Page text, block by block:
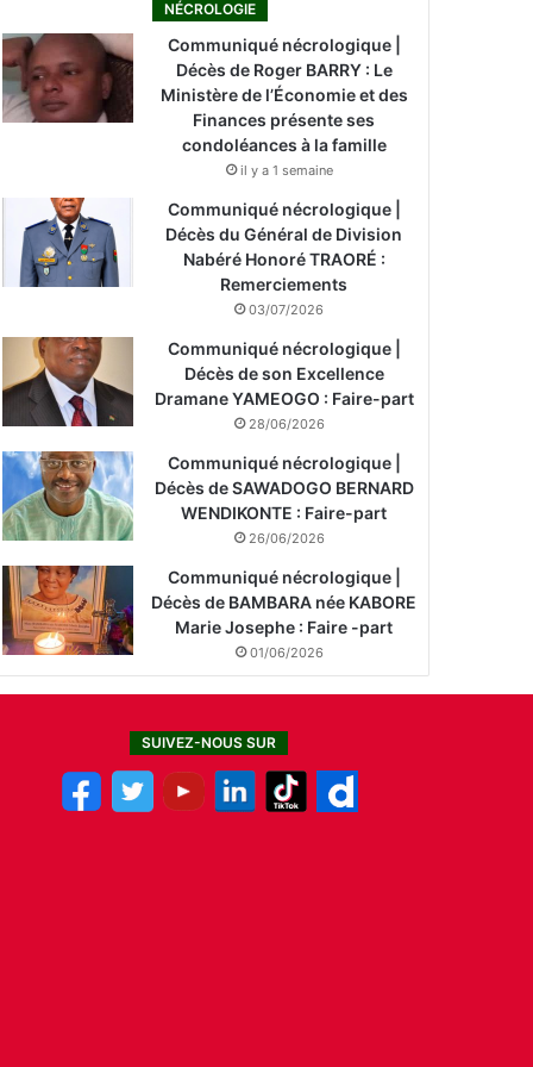
NÉCROLOGIE
Communiqué nécrologique |
Décès de Roger BARRY : Le
Ministère de l’Économie et des
Finances présente ses
condoléances à la famille
il y a 1 semaine
Communiqué nécrologique |
Décès du Général de Division
Nabéré Honoré TRAORÉ :
Remerciements
03/07/2026
Communiqué nécrologique |
Décès de son Excellence
Dramane YAMEOGO : Faire-part
28/06/2026
Communiqué nécrologique |
Décès de SAWADOGO BERNARD
WENDIKONTE : Faire-part
26/06/2026
Communiqué nécrologique |
Décès de BAMBARA née KABORE
Marie Josephe : Faire -part
01/06/2026
SUIVEZ-NOUS SUR